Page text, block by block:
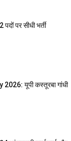
पर सीधी भर्ती
यूपी कस्तूरबा गांधी